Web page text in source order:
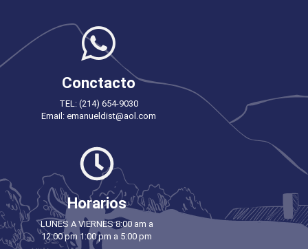
Conctacto
TEL: (214) 654-9030
Email: emanueldist@aol.com
Horarios
LUNES A VIERNES 8:00 am a
12:00 pm 1:00 pm a 5:00 pm